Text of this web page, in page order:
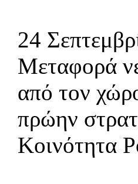
24
Μεταφορά
από τον
πρώην
Κοινότητα